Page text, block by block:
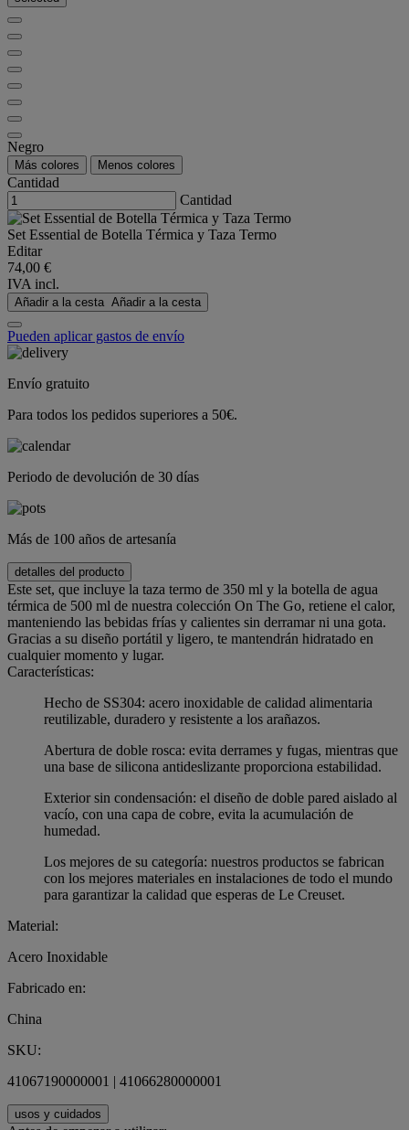
Negro
Más colores Menos colores
Cantidad
Cantidad
Set Essential de Botella Térmica y Taza Termo
Editar
74,00 €
IVA incl.
Añadir a la cesta Añadir a la cesta
Pueden aplicar gastos de envío
Envío gratuito
Para todos los pedidos superiores a 50€.
Periodo de devolución de 30 días
Más de 100 años de artesanía
detalles del producto
Este set, que incluye la taza termo de 350 ml y la botella de agua
térmica de 500 ml de nuestra colección On The Go, retiene el calor,
manteniendo las bebidas frías y calientes sin derramar ni una gota.
Gracias a su diseño portátil y ligero, te mantendrán hidratado en
cualquier momento y lugar.
Características:
Hecho de SS304: acero inoxidable de calidad alimentaria
reutilizable, duradero y resistente a los arañazos.
Abertura de doble rosca: evita derrames y fugas, mientras que
una base de silicona antideslizante proporciona estabilidad.
Exterior sin condensación: el diseño de doble pared aislado al
vacío, con una capa de cobre, evita la acumulación de
humedad.
Los mejores de su categoría: nuestros productos se fabrican
con los mejores materiales en instalaciones de todo el mundo
para garantizar la calidad que esperas de Le Creuset.
Material:
Acero Inoxidable
Fabricado en:
China
SKU:
41067190000001 | 41066280000001
usos y cuidados